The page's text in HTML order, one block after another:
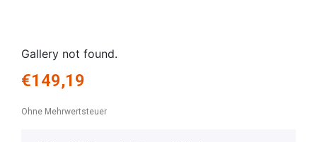
Gallery not found.
€149,19
Ohne Mehrwertsteuer